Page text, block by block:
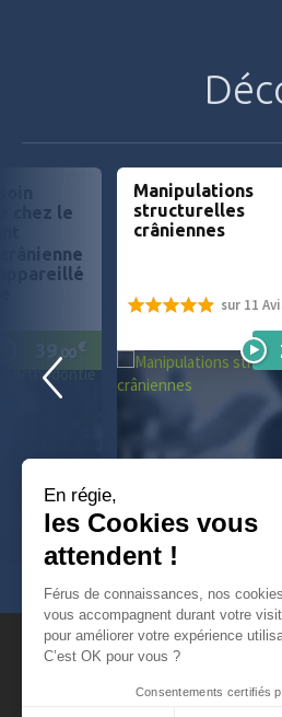
chez le
39,00€
Manipulations
structurelles
crâniennes
sur 11
FAQ
Demande d'aide
En régie,
les Cookies vous
attendent !
Férus de connaissances, nos cookies
vous accompagnent durant votre
pour améliorer votre expérience
C’est OK pour vous ?
Consentements certifiés